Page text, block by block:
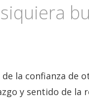
la confianza de
y sentido de la